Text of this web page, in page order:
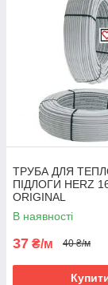
ТРУБА ДЛЯ
ПІДЛОГИ HERZ
ORIGINAL
В наявності
37 ₴/м 40 ₴/м